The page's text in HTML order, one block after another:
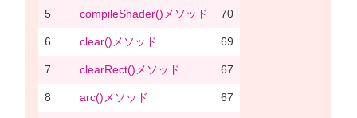
5 compileShader()メソッド 70
6 clear()メソッド 69
7 clearRect()メソッド 67
8 arc()メソッド 67